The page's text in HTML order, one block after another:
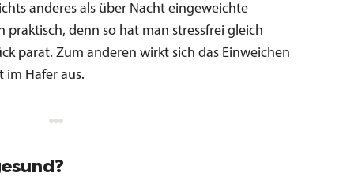
anderes als über Nacht eingeweichte
praktisch, denn so hat man stressfrei gleich
parat. Zum anderen wirkt sich das Einweichen
im Hafer aus.